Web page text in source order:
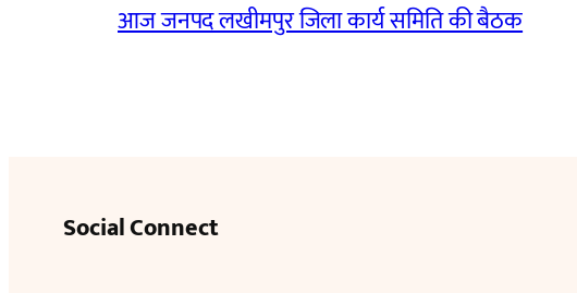
आज जनपद लखीमपुर जिला कार्य समिति की बैठक
Social Connect